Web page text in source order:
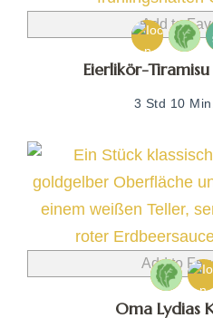
Add to
Eierlikör-
3 Std 10 Min.
Add to
Oma Lydias